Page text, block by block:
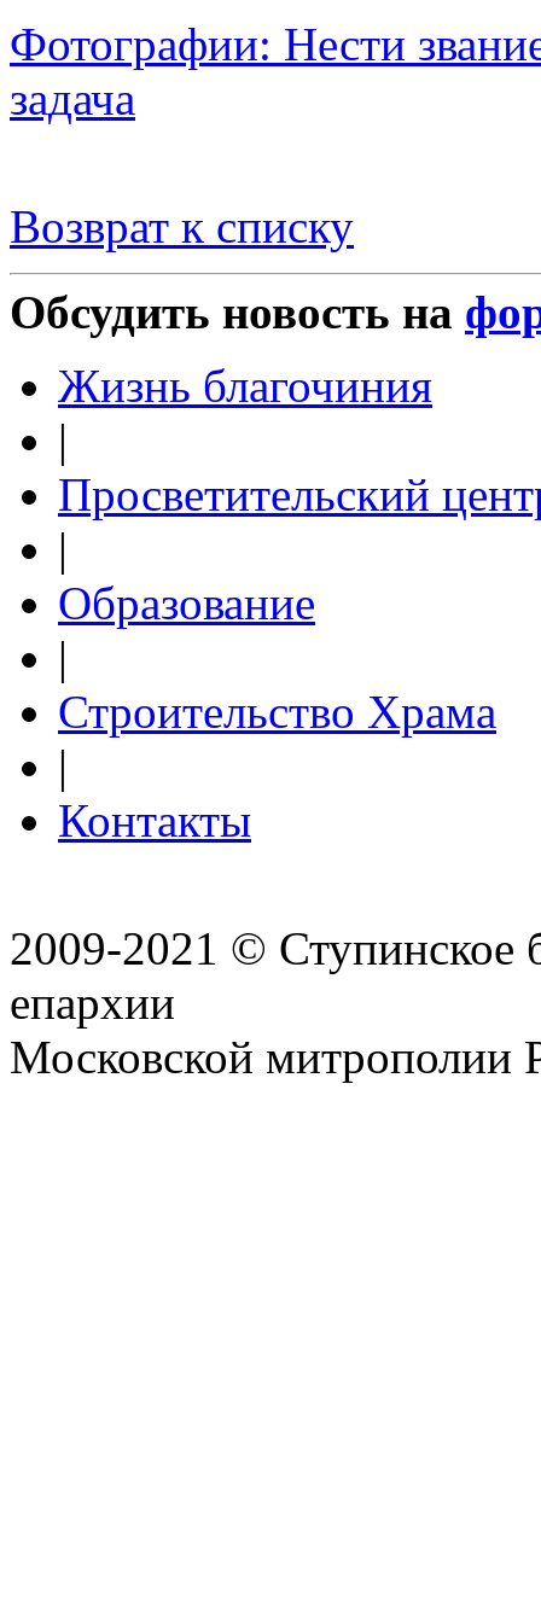
Фотографии: Нести
задача
Возврат к списку
Обсудить новость на
Жизнь благочиния
|
Просветительский
|
Образование
|
Строительство Храма
|
Контакты
2009-2021 © Ступинское
епархии
Московской митрополии